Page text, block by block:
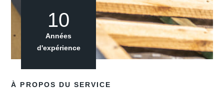
À PROPOS DU SERVICE
10
Années
d'expérience